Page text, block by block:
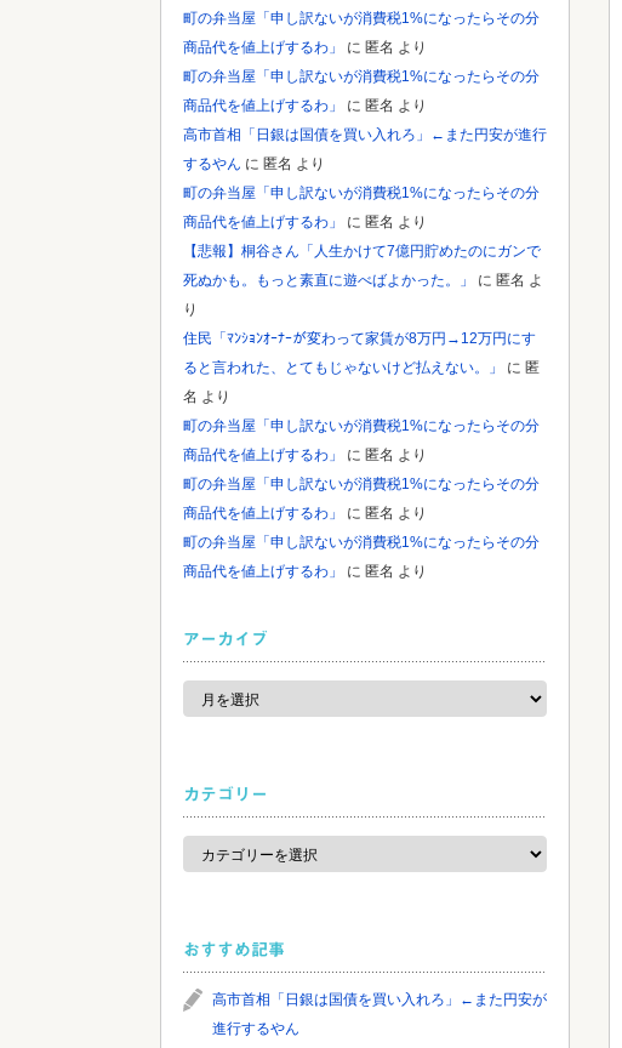
町の弁当屋「申し訳ないが消費税1%になったらその分
商品代を値上げするわ」
に 匿名 より
町の弁当屋「申し訳ないが消費税1%になったらその分
商品代を値上げするわ」
に 匿名 より
高市首相「日銀は国債を買い入れろ」←また円安が進行
するやん に 匿名 より
町の弁当屋「申し訳ないが消費税1%になったらその分
商品代を値上げするわ」
に 匿名 より
【悲報】桐谷さん「人生かけて7億円貯めたのにガンで
死ぬかも。もっと素直に遊べばよかった。」
に 匿名 よ
り
住民「ﾏﾝｼｮﾝｵｰﾅｰが変わって家賃が8万円→12万円にす
ると言われた、とてもじゃないけど払えない。」
に 匿
名 より
町の弁当屋「申し訳ないが消費税1%になったらその分
商品代を値上げするわ」
に 匿名 より
町の弁当屋「申し訳ないが消費税1%になったらその分
商品代を値上げするわ」
に 匿名 より
町の弁当屋「申し訳ないが消費税1%になったらその分
商品代を値上げするわ」
に 匿名 より
アーカイブ
ア
カ
カテゴリー
カ
ゴ
おすすめ記事
高市首相「日銀は国債を買い入れろ」←また円安が
進行するやん